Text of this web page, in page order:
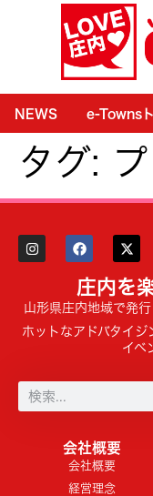
NEWS e-Towns
タグ:
庄内を
山形県庄内地域で発
ホットなアドバタイジ
イベ
会社概要
会社概要
経営理念